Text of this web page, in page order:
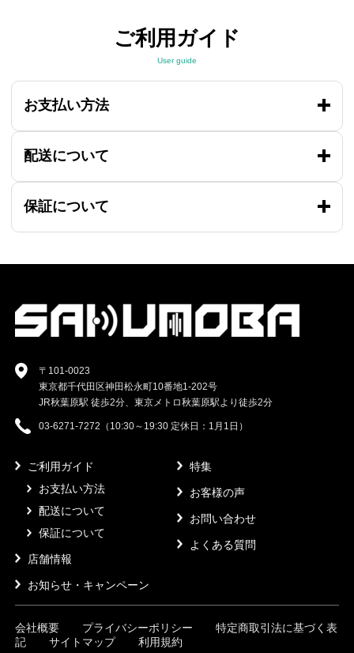
ご利用ガイド
User guide
お支払い方法
配送について
保証について
〒101-0023
東京都千代田区神田松永町10番地1-202号
JR秋葉原駅 徒歩2分、東京メトロ秋葉原駅より徒歩2分
03-6271-7272（10:30～19:30 定休日：1月1日）
ご利用ガイド
お支払い方法
配送について
保証について
店舗情報
お知らせ・キャンペーン
特集
お客様の声
お問い合わせ
よくある質問
会社概要 プライバシーポリシー
特定商取引法に基づく表
記
サイトマップ 利用規約